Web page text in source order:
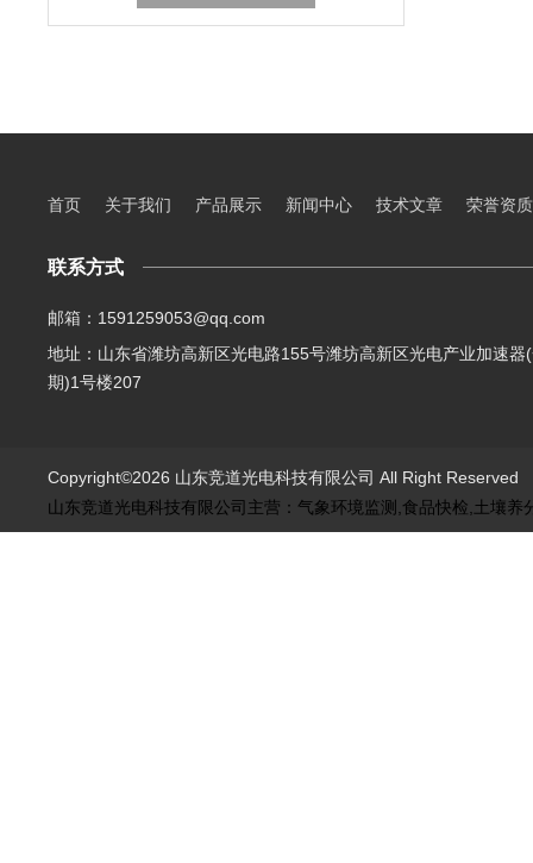
首页 关于我们 产品展示 新闻中心 技术文章 荣誉资质
联系方式
邮箱：1591259053@qq.com
地址：山东省潍坊高新区光电路155号潍坊高新区光电产业加速器
期)1号楼207
Copyright©2026 山东竞道光电科技有限公司 All Right
山东竞道光电科技有限公司主营：气象环境监测,食品快检,土壤养